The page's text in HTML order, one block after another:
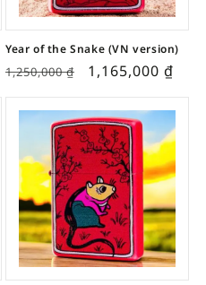
Year of the Snake (VN version)
1,250,000₫ 1,165,000 ₫